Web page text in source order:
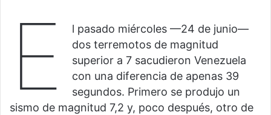
E
l pasado miércoles —24 de junio—
dos terremotos de magnitud
superior a 7 sacudieron Venezuela
con una diferencia de apenas 39
segundos. Primero se produjo un
sismo de magnitud 7,2 y, poco después, otro de